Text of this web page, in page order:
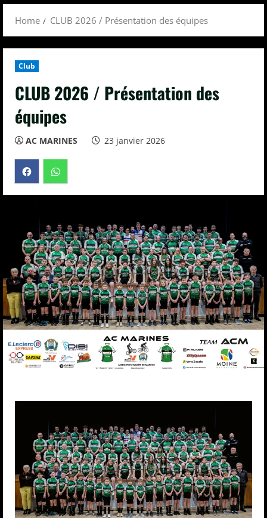
Home
CLUB 2026 / Présentation des équipes
Club
CLUB 2026 / Présentation des
équipes
AC MARINES 23 janvier 2026